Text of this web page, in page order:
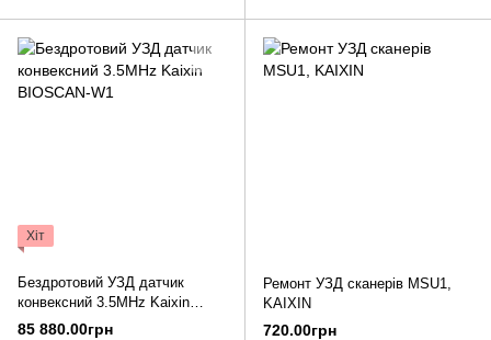
Хіт
Бездротовий УЗД датчик
конвексний 3.5MHz Kaixin
BIOSCAN-W1
85 880.00грн
Ремонт УЗД сканерів MSU1,
KAIXIN
720.00грн